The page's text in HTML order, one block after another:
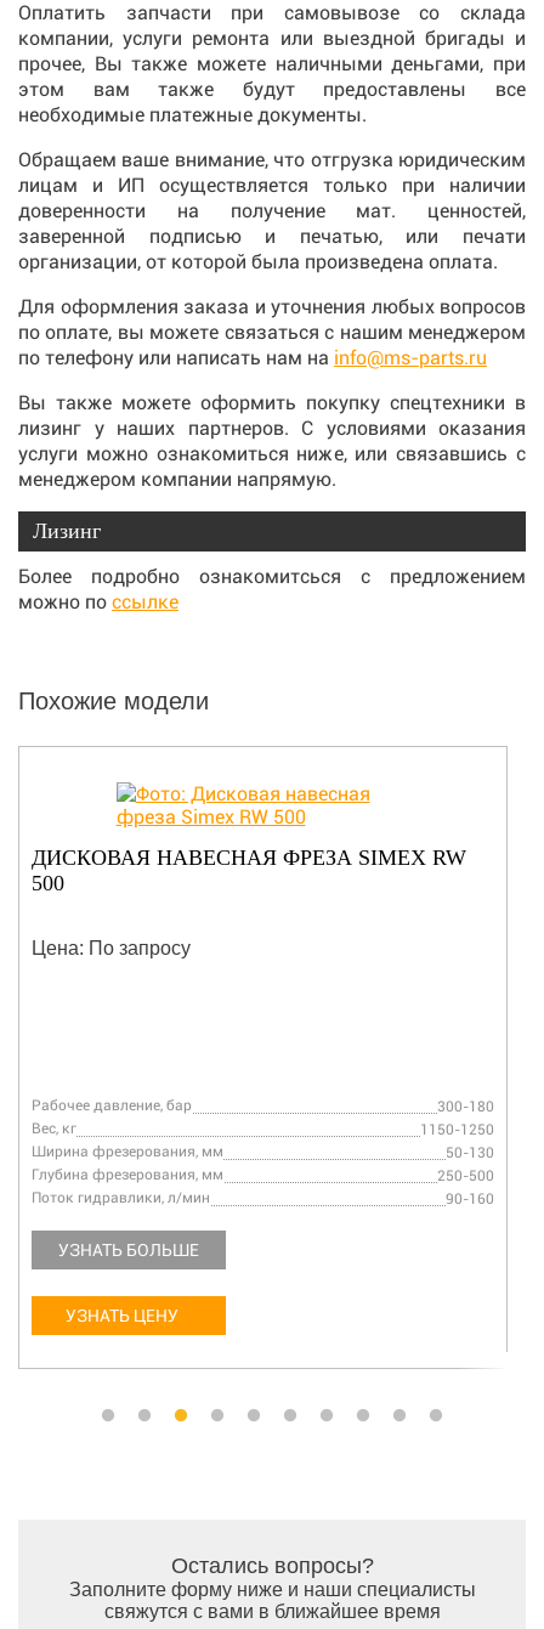
Оплатить запчасти при самовывозе со склада
компании, услуги ремонта или выездной бригады и
прочее, Вы также можете наличными деньгами, при
этом вам также будут предоставлены все
необходимые платежные документы.
Обращаем ваше внимание, что отгрузка юридическим
лицам и ИП осуществляется только при наличии
доверенности на получение мат. ценностей,
заверенной подписью и печатью, или печати
организации, от которой была произведена оплата.
Для оформления заказа и уточнения любых вопросов
по оплате, вы можете связаться с нашим менеджером
по телефону или написать нам на info@ms-parts.ru
Вы также можете оформить покупку спецтехники в
лизинг у наших партнеров. С условиями оказания
услуги можно ознакомиться ниже, или связавшись с
менеджером компании напрямую.
Лизинг
Более подробно ознакомитсься с предложением
можно по ссылке
Похожие модели
ДИСКОВАЯ НАВЕСНАЯ ФРЕЗА SIMEX RW
500
Цена: По запросу
Рабочее давление, бар
300-180
Вес, кг
1150-1250
Ширина фрезерования, мм
50-130
Глубина фрезерования, мм
250-500
Поток гидравлики, л/мин
90-160
УЗНАТЬ БОЛЬШЕ
УЗНАТЬ ЦЕНУ
Остались вопросы?
Заполните форму ниже и наши специалисты
свяжутся с вами в ближайшее время